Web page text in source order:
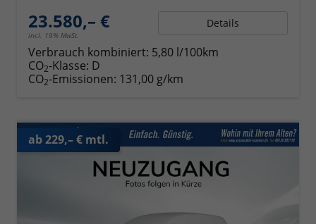
23.580,– €
incl. 19% MwSt.
Details
Verbrauch kombiniert: 5,80 l/100km
CO2-Klasse: D
CO2-Emissionen: 131,00 g/km
ab 229,– € mtl.